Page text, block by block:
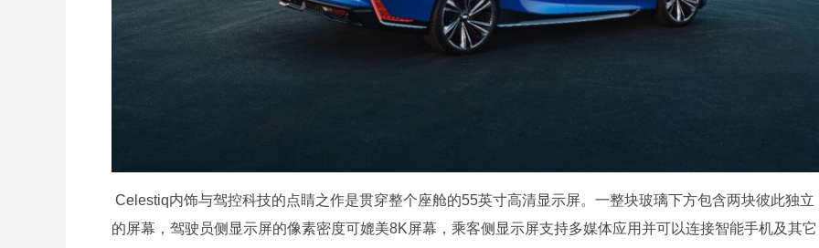
Celestiq内饰与驾控科技的点睛之作是贯穿整个座舱的55英寸高清显示屏。一整块玻璃下方包含两块彼此独立
的屏幕，驾驶员侧显示屏的像素密度可媲美8K屏幕，乘客侧显示屏支持多媒体应用并可以连接智能手机及其它